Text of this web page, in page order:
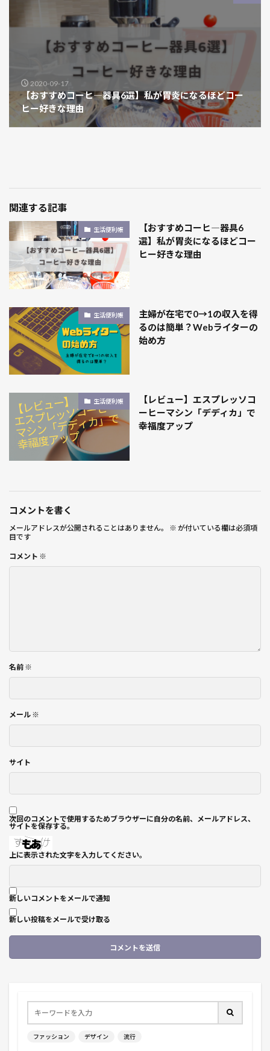
2020-09-17
【おすすめコーヒ―器具6選】私が胃炎になるほどコー
ヒー好きな理由
関連する記事
生活便利帳
【おすすめコーヒ―器具6
選】私が胃炎になるほどコー
ヒー好きな理由
生活便利帳
主婦が在宅で0→1の収入を得
るのは簡単？Webライターの
始め方
生活便利帳
【レビュー】エスプレッソコ
ーヒーマシン「デディカ」で
幸福度アップ
コメントを書く
メールアドレスが公開されることはありません。 ※ が付いている欄は必須項
目です
コメント ※
名前 ※
メール ※
サイト
次回のコメントで使用するためブラウザーに自分の名前、メールアドレス、
サイトを保存する。
上に表示された文字を入力してください。
新しいコメントをメールで通知
新しい投稿をメールで受け取る
ファッション デザイン 流行